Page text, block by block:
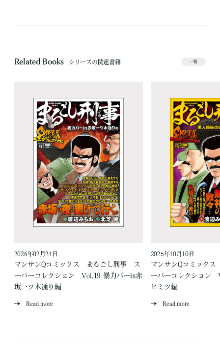
Related Books シリーズの関連書籍 一覧
2026年02月24日
マンサンQコミックス まるごし刑事 ス
ーパーコレクション Vol.19 暴力バーin赤
坂一ツ木通り編
Read more
2025年10月10日
マンサンQコミック
ーパーコレクション
ヒミツ編
Read more